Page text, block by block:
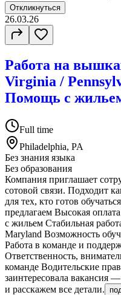
Откликнуться
26.03.26
Работа на
Virginia /
Помощь с
Full time
Philadelphia, PA
Без знания языка
Без образования
Компания приглашает
сотовой связи. Подходит
для тех, кто готов
предлагаем Высокая
с жильем Стабильная
Maryland Возможность
Работа в команде и
Ответственность,
команде Водительские
заинтересовала вакансия
и расскажем все детали.